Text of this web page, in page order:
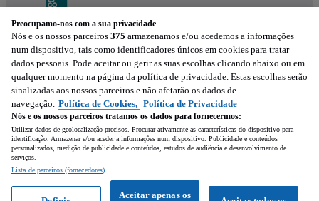
Experimenta a aplicação
Preocupamo-nos com a sua privacidade
Nós e os nossos parceiros 375 armazenamos e/ou acedemos a informações
num dispositivo, tais como identificadores únicos em cookies para tratar
dados pessoais. Pode aceitar ou gerir as suas escolhas clicando abaixo ou em
qualquer momento na página da política de privacidade. Estas escolhas serão
sinalizadas aos nossos parceiros e não afetarão os dados de
navegação. Política de Cookies, Política de Privacidade
Nós e os nossos parceiros tratamos os dados para fornecermos:
Utilizar dados de geolocalização precisos. Procurar ativamente as características do dispositivo para
identificação. Armazenar e/ou aceder a informações num dispositivo. Publicidade e conteúdos
personalizados, medição de publicidade e conteúdos, estudos de audiência e desenvolvimento de
serviços.
Lista de parceiros (fornecedores)
Aceitar apenas os